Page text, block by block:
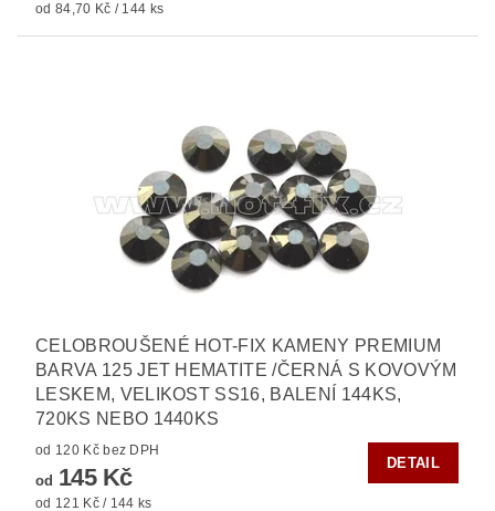
od 84,70 Kč / 144 ks
CELOBROUŠENÉ HOT-FIX KAMENY PREMIUM
BARVA 125 JET HEMATITE /ČERNÁ S KOVOVÝM
LESKEM, VELIKOST SS16, BALENÍ 144KS,
720KS NEBO 1440KS
od 120 Kč bez DPH
od 145 Kč
od 121 Kč / 144 ks
DETAIL